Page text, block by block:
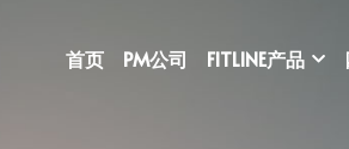
首页 PM公司 FITLINE产品